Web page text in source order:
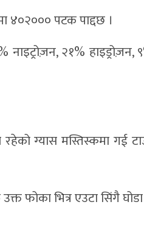
४०२००० पटक पाद्दछ ।
२१%
ग्यास मस्तिस्कमा गई
फोका भित्र एउटा सिंगै